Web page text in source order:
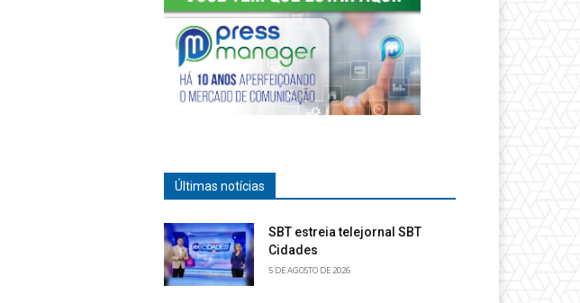
Últimas notícias
SBT estreia telejornal SBT
Cidades
5 DE AGOSTO DE 2026